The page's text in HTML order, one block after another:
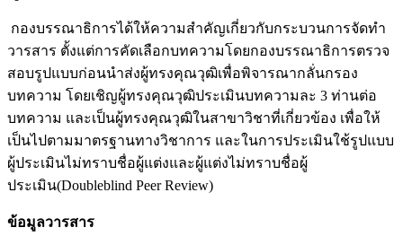
กองบรรณาธิการได้ให้ความสำคัญเกี่ยวกับกระบวนการจัดทำ
วารสาร ตั้งแต่การคัดเลือกบทความโดยกองบรรณาธิการตรวจ
สอบรูปแบบก่อนนำส่งผู้ทรงคุณวุฒิเพื่อพิจารณากลั่นกรอง
บทความ โดยเชิญผู้ทรงคุณวุฒิประเมินบทความละ 3 ท่านต่อ
บทความ และเป็นผู้ทรงคุณวุฒิในสาขาวิชาที่เกี่ยวข้อง เพื่อให้
เป็นไปตามมาตรฐานทางวิชาการ และในการประเมินใช้รูปแบบ
ผู้ประเมินไม่ทราบชื่อผู้แต่งและผู้แต่งไม่ทราบชื่อผู้
ประเมิน(Doubleblind Peer Review)
ข้อมูลวารสาร